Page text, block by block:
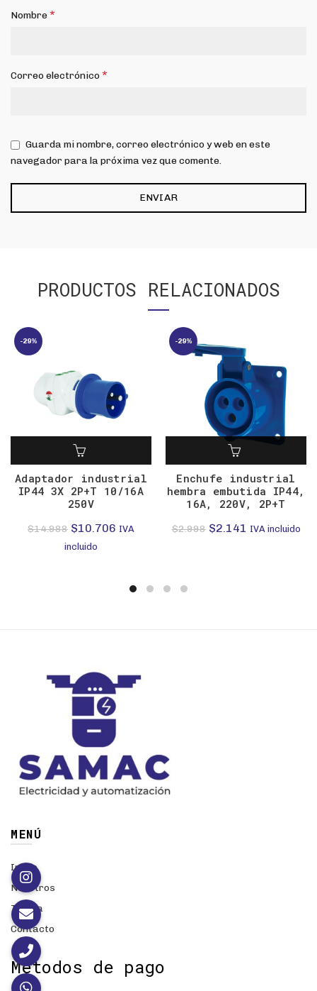
Nombre*
Correo electrónico*
Guarda mi nombre, correo electrónico y web en este
navegador para la próxima vez que comente.
PRODUCTOS RELACIONADOS
-29%
Adaptador industrial
IP44 3X 2P+T 10/16A
250V
$14.988 El
precio
$10.706 El
IVA
incluido
-29%
Enchufe industrial
hembra embutida IP44,
16A, 220V, 2P+T
$2.998 El
$2.141 El
IVA incluido
MENÚ
Inicio
Nosotros
Tienda
Contacto
Métodos de pago